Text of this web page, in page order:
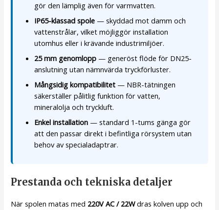
gör den lämplig även för varmvatten.
IP65-klassad spole — skyddad mot damm och
vattenstrålar, vilket möjliggör installation
utomhus eller i krävande industrimiljöer.
25 mm genomlopp — generöst flöde för DN25-
anslutning utan nämnvärda tryckförluster.
Mångsidig kompatibilitet — NBR-tätningen
säkerställer pålitlig funktion för vatten,
mineralolja och tryckluft.
Enkel installation — standard 1-tums gänga gör
att den passar direkt i befintliga rörsystem utan
behov av specialadaptrar.
Prestanda och tekniska detaljer
När spolen matas med 220V AC / 22Wdras kolven upp och